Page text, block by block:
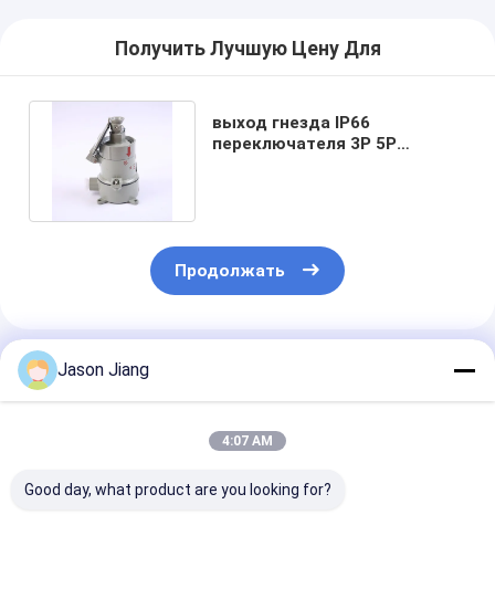
Получить Лучшую Цену Для
выход гнезда IP66
переключателя 3P 5P
Продолжать
Порекомендованные Продукты
Jason Jiang
4:07 AM
Good day, what product are you looking for?